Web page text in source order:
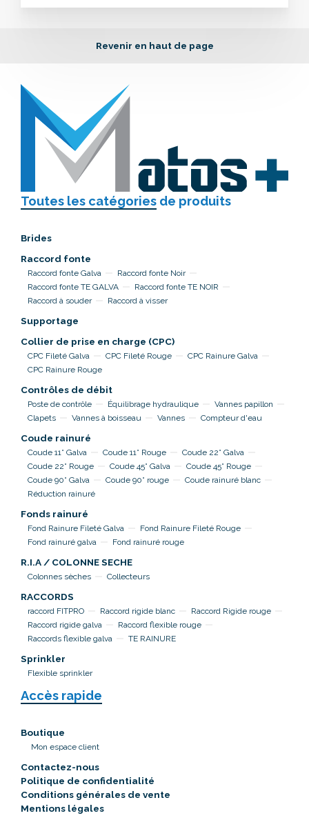
Revenir en haut de page
Toutes les catégories de produits
Brides
Raccord fonte
Raccord fonte Galva
Raccord fonte Noir
Raccord fonte TE GALVA
Raccord fonte TE NOIR
Raccord à souder
Raccord à visser
Supportage
Collier de prise en charge (CPC)
CPC Fileté Galva CPC Fileté Rouge
CPC Rainure Galva
CPC Rainure Rouge
Contrôles de débit
Poste de contrôle Équilibrage hydraulique
Vannes papillon
Clapets
Vannes à boisseau Vannes Compteur d'eau
Coude rainuré
Coude 11° Galva Coude 11° Rouge
Coude 22° Galva
Coude 22° Rouge
Coude 45° Galva
Coude 45° Rouge
Coude 90° Galva
Coude 90° rouge
Coude rainuré blanc
Réduction rainuré
Fonds rainuré
Fond Rainure Fileté Galva
Fond Rainure Fileté Rouge
Fond rainuré galva
Fond rainuré rouge
R.I.A / COLONNE SECHE
Colonnes sèches Collecteurs
RACCORDS
raccord FITPRO Raccord rigide blanc
Raccord Rigide rouge
Raccord rigide galva
Raccord flexible rouge
Raccords flexible galva
TE RAINURE
Sprinkler
Flexible sprinkler
Accès rapide
Boutique
Mon espace client
Contactez-nous
Politique de confidentialité
Conditions générales de vente
Mentions légales